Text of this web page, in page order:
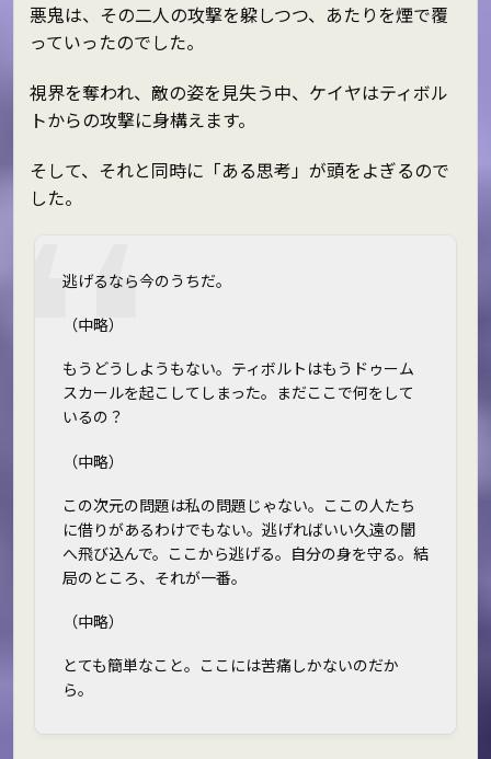
悪鬼は、その二人の攻撃を躱しつつ、あたりを煙で覆
っていったのでした。
視界を奪われ、敵の姿を見失う中、ケイヤはティボル
トからの攻撃に身構えます。
そして、それと同時に「ある思考」が頭をよぎるので
した。
逃げるなら今のうちだ。
（中略）
もうどうしようもない。ティボルトはもうドゥーム
スカールを起こしてしまった。まだここで何をして
いるの？
（中略）
この次元の問題は私の問題じゃない。ここの人たち
に借りがあるわけでもない。逃げればいい――久遠の闇
へ飛び込んで。ここから逃げる。自分の身を守る。結
局のところ、それが一番。
（中略）
とても簡単なこと。ここには苦痛しかないのだか
ら。